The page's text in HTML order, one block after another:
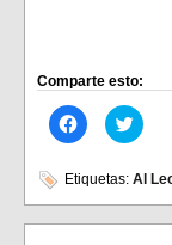
Comparte esto:
Haz
clic
en
Facebook
(Se
abre
Haz
clic
en
(Se
abre
Etiquetas: Al